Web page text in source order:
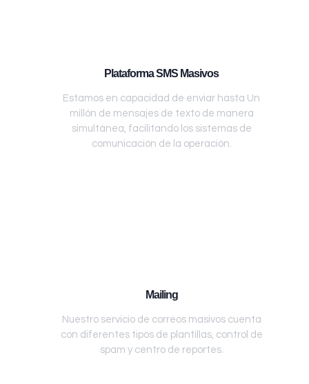
Plataforma SMS Masivos
Estamos en capacidad de enviar hasta Un
millón de mensajes de texto de manera
simultánea, facilitando los sistemas de
comunicación de la operación.
Mailing
Nuestro servicio de correos masivos cuenta
con diferentes tipos de plantillas, control de
spam y centro de reportes.